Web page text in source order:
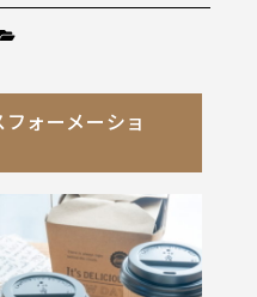
ォーメーショ